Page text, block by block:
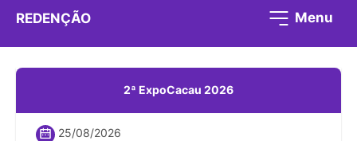
REDENÇÃO Menu
2ª ExpoCacau 2026
25/08/2026